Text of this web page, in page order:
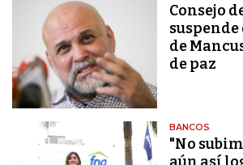
Consejo
de
de paz
BANCOS
"No